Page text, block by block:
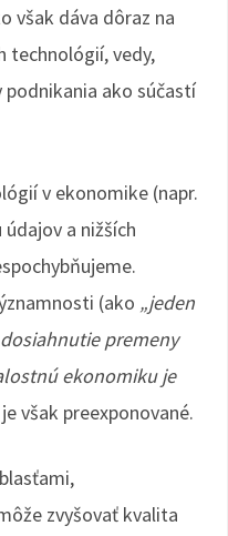
však dáva dôraz na
technológií, vedy,
podnikania ako súčastí
v ekonomike (napr.
a nižších
(ako „jeden
premeny
ekonomiku je
však preexponované.
zvyšovať kvalita